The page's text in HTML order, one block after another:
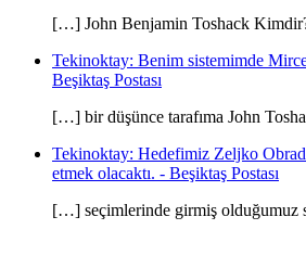
[…] John Benjamin Toshack
Tekinoktay: Benim sistemimde
Beşiktaş Postası
[…] bir düşünce tarafıma John
Tekinoktay: Hedefimiz Zeljko
etmek olacaktı. - Beşiktaş Postası
[…] seçimlerinde girmiş olduğumuz